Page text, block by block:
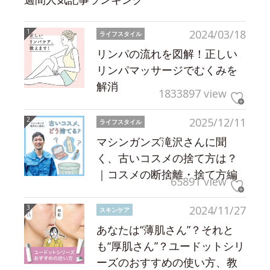
2024/03/18
ライフスタイル
リンパの流れを図解！正しい
リンパマッサージでむくみを
解消
1833897 view
2025/12/11
ライフスタイル
マシンガンズ滝沢さんに聞
く、古いコスメの捨て方は？
｜コスメの断捨離・捨て方編
65891 view
2024/11/27
スキンケア
あなたは“薄肌さん”？それと
も“厚肌さん”？ユードットシリ
ーズのおすすめの使い方、教